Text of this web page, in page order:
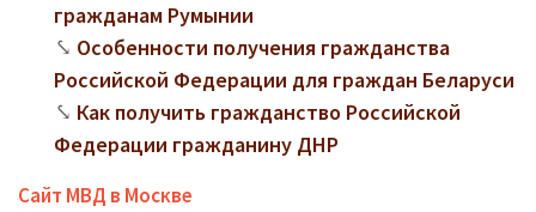
гражданам Румынии
Особенности получения гражданства
Российской Федерации для граждан Беларуси
Как получить гражданство Российской
Федерации гражданину ДНР
Сайт МВД в Москве